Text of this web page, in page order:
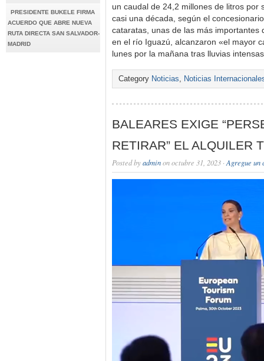
PRESIDENTE BUKELE FIRMA
ACUERDO QUE ABRE NUEVA
RUTA DIRECTA SAN SALVADOR-
MADRID
un caudal de 24,2 millones de litros por
casi una década, según el
cataratas, unas de las más importantes
en el río Iguazú, alcanzaron «el mayor
lunes por la mañana tras lluvias
Category Noticias, Noticias
BALEARES EXIGE
RETIRAR” EL ALQUILER
Posted byadminon octubre 31, 2023 · Agregue un